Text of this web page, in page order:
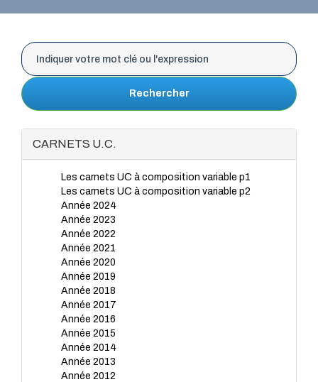
Rechercher
CARNETS U.C.
Les carnets UC à composition variable p1
Les carnets UC à composition variable p2
Année 2024
Année 2023
Année 2022
Année 2021
Année 2020
Année 2019
Année 2018
Année 2017
Année 2016
Année 2015
Année 2014
Année 2013
Année 2012